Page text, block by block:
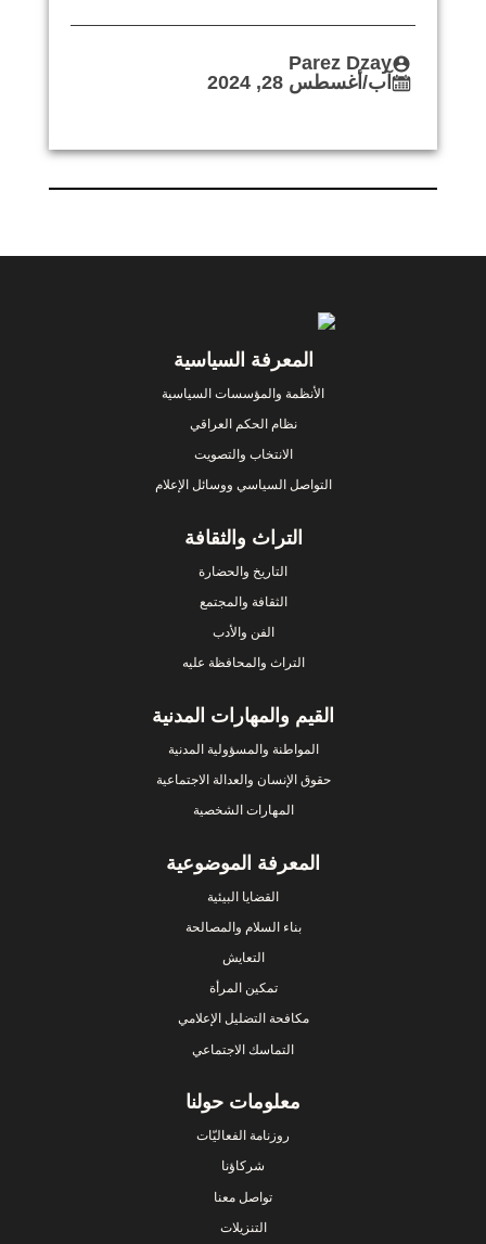
Parez Dzay
آب/أغسطس 28, 2024
Footerالمعرفة السياسية
الأنظمة والمؤسسات السياسية
نظام الحكم العراقي
الانتخاب والتصويت
التواصل السياسي ووسائل الإعلام
التراث والثقافة
التاريخ والحضارة
الثقافة والمجتمع
الفن والأدب
التراث والمحافظة عليه
القيم والمهارات المدنية
المواطنة والمسؤولية المدنية
حقوق الإنسان والعدالة الاجتماعية
المهارات الشخصية
المعرفة الموضوعية
القضايا البيئية
بناء السلام والمصالحة
التعايش
تمكين المرأة
مكافحة التضليل الإعلامي
التماسك الاجتماعي
معلومات حولنا
روزنامة الفعاليّات
شركاؤنا
تواصل معنا
التنزيلات